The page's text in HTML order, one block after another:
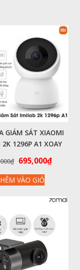
GIÁM SÁT XIAOMI
2K 1296P A1 XOAY
– BẢN QUỐC TẾ
₫ Giá
gốc
là:
695,000₫Giá
VÀO GIỎ